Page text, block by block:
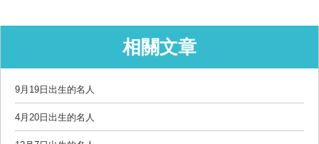
相關文章
9月19日出生的名人
4月20日出生的名人